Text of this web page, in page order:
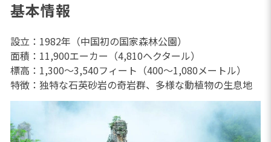
基本情報
設立：1982年（中国初の国家森林公園）
面積：11,900エーカー（4,810ヘクタール）
標高：1,300～3,540フィート（400～1,080メートル）
特徴：独特な石英砂岩の奇岩群、多様な動植物の生息地